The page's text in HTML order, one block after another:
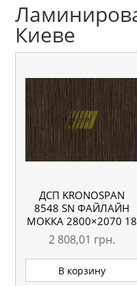
Киеве
ДСП KRONOSPAN
8548 SN ФАЙЛАЙН
МОККА 2800×2070 18
ММ
2 808,01 грн.
В корзину